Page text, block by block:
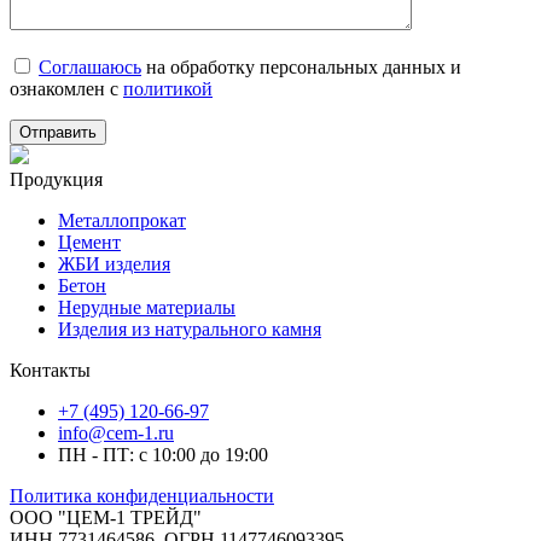
Соглашаюсь на обработку персональных данных и
ознакомлен с политикой
Продукция
Металлопрокат
Цемент
ЖБИ изделия
Бетон
Нерудные материалы
Изделия из натурального камня
Контакты
+7 (495) 120-66-97
info@cem-1.ru
ПН - ПТ: с 10:00 до 19:00
Политика конфиденциальности
ООО "ЦЕМ-1 ТРЕЙД"